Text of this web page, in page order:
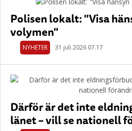
Polisen lokalt: "Visa
volymen"
NYHETER 31 juli 2026 07.17
Därför är det inte
länet – vill se nationell